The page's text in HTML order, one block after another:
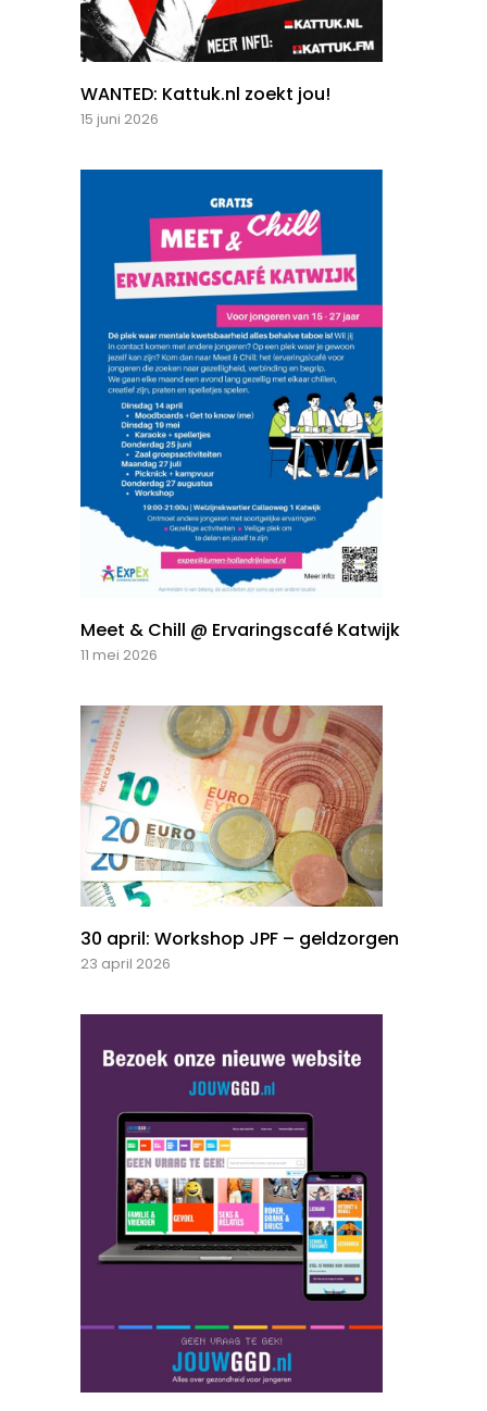
WANTED: Kattuk.nl zoekt jou!
15 juni 2026
Meet & Chill @ Ervaringscafé Katwijk
11 mei 2026
30 april: Workshop JPF – geldzorgen
23 april 2026